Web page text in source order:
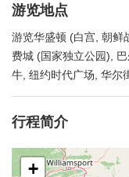
游览地点
游览华盛顿 (白宫, 朝鲜
费城 (国家独立公园),
牛, 纽约时代广场, 华尔
行程简介
+